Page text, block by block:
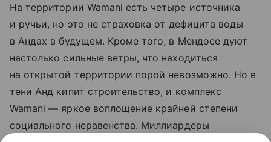
На территории Wamani есть четыре источника
и ручьи, но это не страховка от дефицита воды
в Андах в будущем. Кроме того, в Мендосе дуют
настолько сильные ветры, что находиться
на открытой территории порой невозможно. Но в
тени Анд кипит строительство, и комплекс
Wamani — яркое воплощение крайней степени
социального неравенства. Миллиардеры